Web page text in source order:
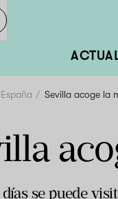
España Sevilla acoge la
días se puede